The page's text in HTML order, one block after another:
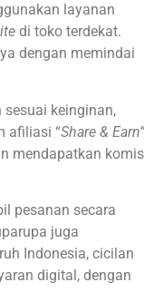
layanan
di toko terdekat.
dengan memindai
keinginan,
afiliasi “Share & Earn”
mendapatkan
pesanan secara
juga
Indonesia, cicilan
digital, dengan